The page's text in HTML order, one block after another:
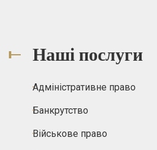
Наші послуги
Адміністративне право
Банкрутство
Військове право